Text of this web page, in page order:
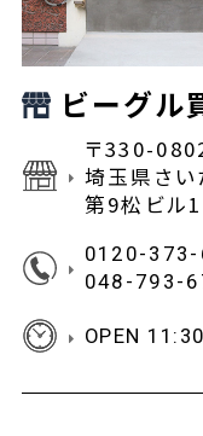
ビーグル
〒330-
埼玉県さ
第9松ビル
0120-373-
048-793-
OPEN